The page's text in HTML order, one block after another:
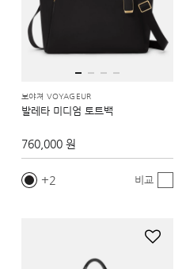
보야져 VOYAGEUR
발레타 미디엄 토트백
760,000 원
2 비교